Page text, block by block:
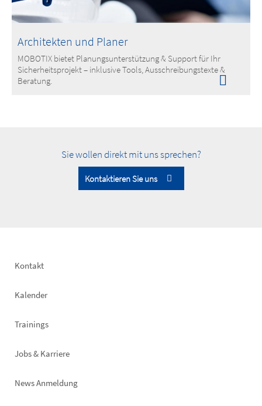
Architekten und Planer
MOBOTIX bietet Planungsunterstützung & Support für Ihr
Sicherheitsprojekt – inklusive Tools, Ausschreibungstexte &
Beratung.
Sie wollen direkt mit uns sprechen?
Kontaktieren Sie uns
Footer
Kontakt
Kalender
Trainings
Jobs & Karriere
News Anmeldung